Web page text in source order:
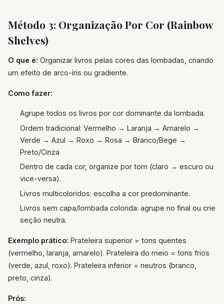
Método 3: Organização Por Cor (Rainbow
Shelves)
O que é: Organizar livros pelas cores das lombadas, criando
um efeito de arco-íris ou gradiente.
Como fazer:
Agrupe todos os livros por cor dominante da lombada.
Ordem tradicional: Vermelho → Laranja → Amarelo →
Verde → Azul → Roxo → Rosa → Branco/Bege →
Preto/Cinza
Dentro de cada cor, organize por tom (claro → escuro ou
vice-versa).
Livros multicoloridos: escolha a cor predominante.
Livros sem capa/lombada colorida: agrupe no final ou crie
seção neutra.
Exemplo prático: Prateleira superior = tons quentes
(vermelho, laranja, amarelo). Prateleira do meio = tons frios
(verde, azul, roxo). Prateleira inferior = neutros (branco,
preto, cinza).
Prós: